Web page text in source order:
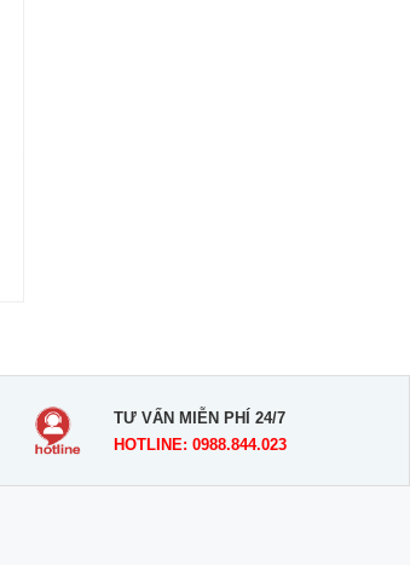
TƯ VẤN MIỄN PHÍ 24/7
HOTLINE: 0988.844.023